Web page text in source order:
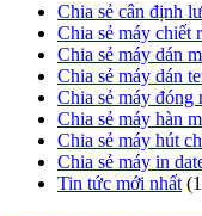
Chia sẻ cân định
Chia sẻ máy chiết
Chia sẻ máy dán
Chia sẻ máy dán
Chia sẻ máy đóng
Chia sẻ máy hàn
Chia sẻ máy hút
Chia sẻ máy in
Tin tức mới nhất